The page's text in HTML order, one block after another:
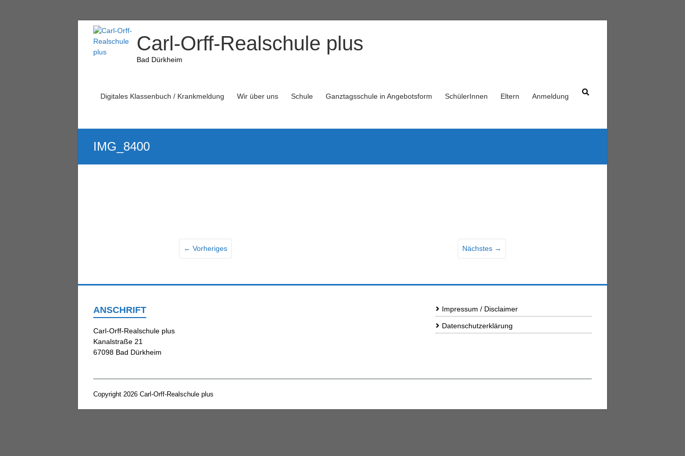
Carl-Orff-Realschule plus
Bad Dürkheim
Digitales Klassenbuch / Krankmeldung Wir über uns Schule Ganztagsschule in Angebotsform SchülerInnen Eltern Anmeldung
IMG_8400
← Vorheriges Nächstes →
ANSCHRIFT
Carl-Orff-Realschule plus
Kanalstraße 21
67098 Bad Dürkheim
Impressum / Disclaimer
Datenschutzerklärung
Copyright 2026 Carl-Orff-Realschule plus